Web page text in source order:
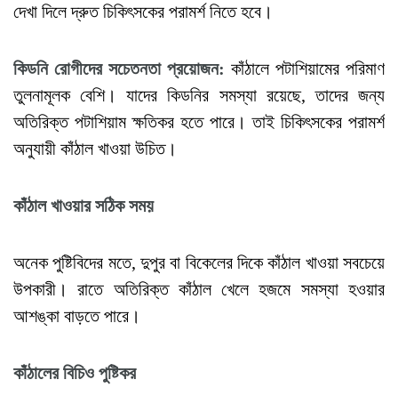
দেখা দিলে দ্রুত চিকিৎসকের পরামর্শ নিতে হবে।
কিডনি রোগীদের সচেতনতা প্রয়োজন: কাঁঠালে পটাশিয়ামের পরিমাণ
তুলনামূলক বেশি। যাদের কিডনির সমস্যা রয়েছে, তাদের জন্য
অতিরিক্ত পটাশিয়াম ক্ষতিকর হতে পারে। তাই চিকিৎসকের পরামর্শ
অনুযায়ী কাঁঠাল খাওয়া উচিত।
কাঁঠাল খাওয়ার সঠিক সময়
অনেক পুষ্টিবিদের মতে, দুপুর বা বিকেলের দিকে কাঁঠাল খাওয়া সবচেয়ে
উপকারী। রাতে অতিরিক্ত কাঁঠাল খেলে হজমে সমস্যা হওয়ার
আশঙ্কা বাড়তে পারে।
কাঁঠালের বিচিও পুষ্টিকর